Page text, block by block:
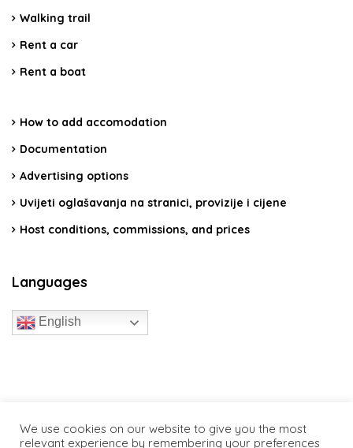
Walking trail
Rent a car
Rent a boat
How to add accomodation
Documentation
Advertising options
Uvijeti oglašavanja na stranici, provizije i cijene
Host conditions, commissions, and prices
Languages
English
We use cookies on our website to give you the most
relevant experience by remembering your preferences